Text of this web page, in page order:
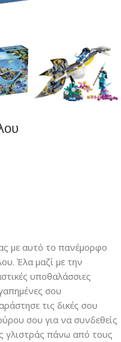
με αυτό το πανέμορφο
Έλα μαζί με την
υποθαλάσσιες
σου
τις δικές σου
σου για να συνδεθείς
γλιστράς πάνω από τους